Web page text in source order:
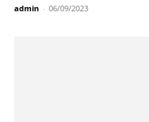
admin - 06/09/2023